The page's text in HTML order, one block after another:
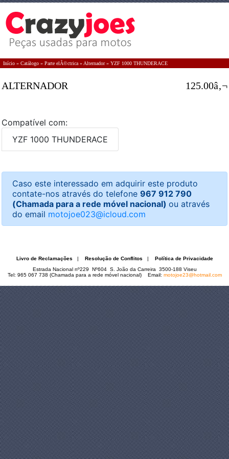
Início » Catálogo » Parte elÃ©ctrica » Alternador» YZF 1000 THUNDERACE
ALTERNADOR 125.00â‚¬
Compatível com:
YZF 1000 THUNDERACE
Caso este interessado em adquirir este produto
contate-nos através do telefone 967 912 790
(Chamada para a rede móvel nacional) ou através
do email motojoe023@icloud.com
Livro de Reclamações | Resolução de Conflitos | Política de Privacidade
Estrada Nacional nº229 Nº604 S. João da Carreira 3500-188 Viseu
Tel: 965 067 738 (Chamada para a rede móvel nacional) Email: motojoe23@hotmail.com